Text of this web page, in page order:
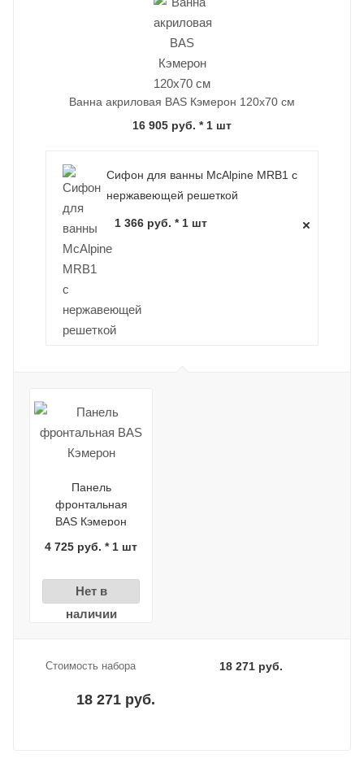
Ванна акриловая BAS Кэмерон 120х70 см
16 905 руб. * 1 шт
Сифон для ванны McAlpine MRB1 с
нержавеющей решеткой
1 366 руб. * 1 шт
Панель
фронтальная
BAS Кэмерон
4 725 руб. * 1 шт
Нет в
наличии
Стоимость набора 18 271 руб.
18 271 руб.